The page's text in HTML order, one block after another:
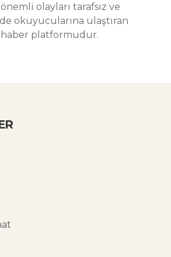
olayları tarafsız ve
okuyucularına ulaştıran
platformudur.